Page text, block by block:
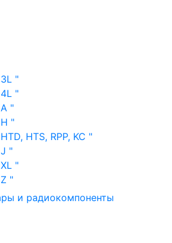
"
"
"
"
HTS, RPP, KC "
"
"
"
и радиокомпоненты